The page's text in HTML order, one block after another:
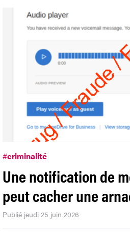
#criminalité
Une notification de
peut cacher une
Publié jeudi 25 juin 2026